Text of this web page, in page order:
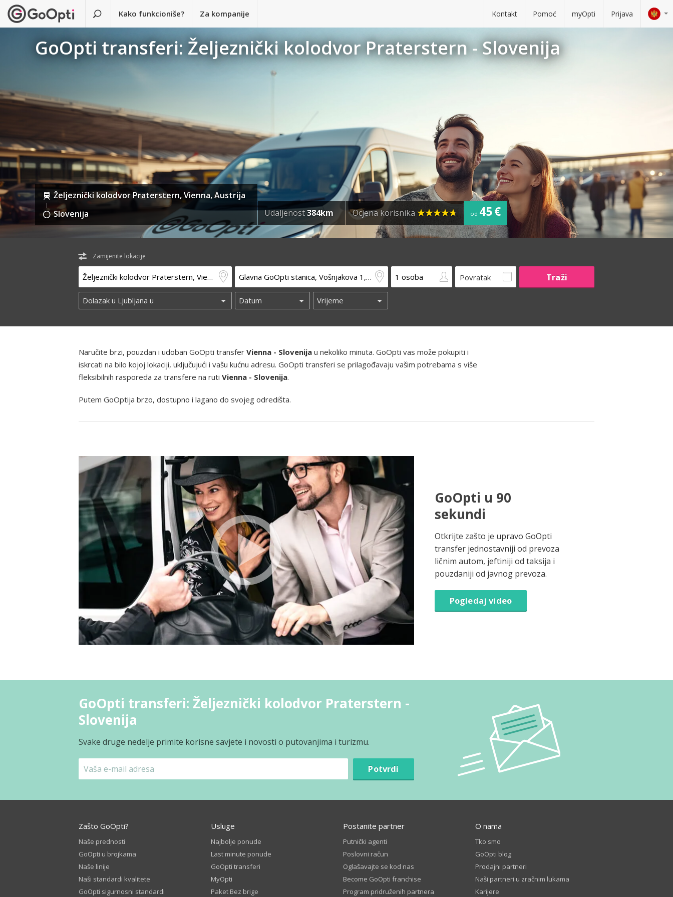
Kako funkcioniše? Za kompanije Kontakt Pomoć myOpti Prijava
GoOpti transferi: Željeznički kolodvor Praterstern - Slovenija
Željeznički kolodvor Praterstern, Vienna, Austrija
Slovenija
Udaljenost384km Ocjena korisnika od 45 €
Zamijenite lokacije
Povratak
Naručite brzi, pouzdan i udoban GoOpti transfer Vienna - Slovenija u nekoliko minuta. GoOpti vas može pokupiti i
iskrcati na bilo kojoj lokaciji, uključujući i vašu kućnu adresu. GoOpti transferi se prilagođavaju vašim potrebama s više
fleksibilnih rasporeda za transfere na ruti Vienna - Slovenija.
Putem GoOptija brzo, dostupno i lagano do svojeg odredišta.
GoOpti u 90
sekundi
Otkrijte zašto je upravo GoOpti
transfer jednostavniji od prevoza
ličnim autom, jeftiniji od taksija i
pouzdaniji od javnog prevoza.
Pogledaj video
GoOpti transferi: Željeznički kolodvor Praterstern -
Slovenija
Svake druge nedelje primite korisne savjete i novosti o putovanjima i turizmu.
Potvrdi
Zašto GoOpti?
Naše prednosti
GoOpti u brojkama
Naše linije
Naši standardi kvalitete
GoOpti sigurnosni standardi
Usluge
Najbolje ponude
Last minute ponude
GoOpti transferi
MyOpti
Paket Bez brige
Postanite partner
Putnički agenti
Poslovni račun
Oglašavajte se kod nas
Become GoOpti franchise
Program pridruženih partnera
O nama
Tko smo
GoOpti blog
Prodajni partneri
Naši partneri u zračnim lukama
Karijere